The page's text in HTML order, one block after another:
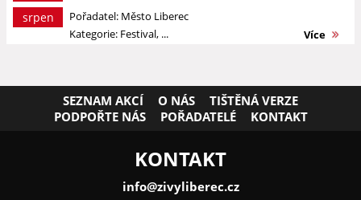
srpen
Pořadatel: Město Liberec
Kategorie: Festival, ...
Více
SEZNAM AKCÍ O NÁS
TIŠTĚNÁ VERZE
PODPOŘTE NÁS
POŘADATELÉ KONTAKT
KONTAKT
info@zivyliberec.cz